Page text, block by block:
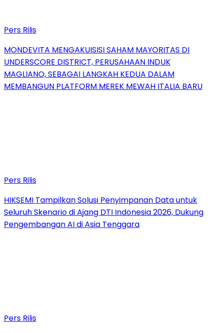
Pers Rilis
MONDEVITA MENGAKUISISI SAHAM MAYORITAS DI
UNDERSCORE DISTRICT, PERUSAHAAN INDUK
MAGLIANO, SEBAGAI LANGKAH KEDUA DALAM
MEMBANGUN PLATFORM MEREK MEWAH ITALIA BARU
Pers Rilis
HIKSEMI Tampilkan Solusi Penyimpanan Data untuk
Seluruh Skenario di Ajang DTI Indonesia 2026, Dukung
Pengembangan AI di Asia Tenggara
Pers Rilis